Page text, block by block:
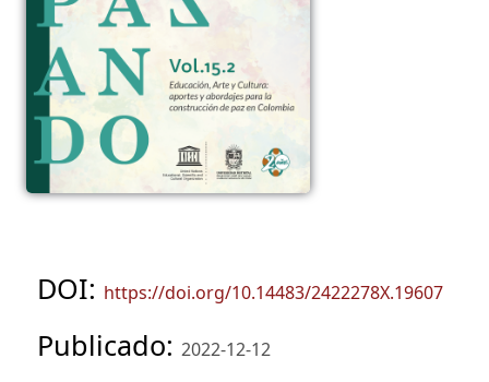
DOI: https://doi.org/10.14483/2422278X.19607
Publicado: 2022-12-12